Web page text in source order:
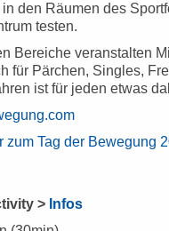
den Räumen des
testen.
Bereiche veranstalten
für Pärchen, Singles,
ist für jeden etwas
zum Tag der Bewegung
> Infos